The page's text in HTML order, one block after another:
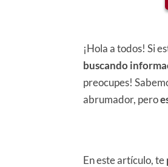
¡Hola a todos! Si
buscando
preocupes!
abrumador, pero
En este artículo, te